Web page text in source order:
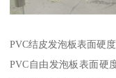
PVC结皮发泡板表面硬
PVC自由发泡板表面硬